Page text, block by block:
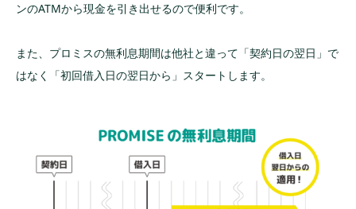
ンのATMから現金を引き出せるので便利です。
また、プロミスの無利息期間は他社と違って「契約日の翌日」で
はなく「初回借入日の翌日から」スタートします。